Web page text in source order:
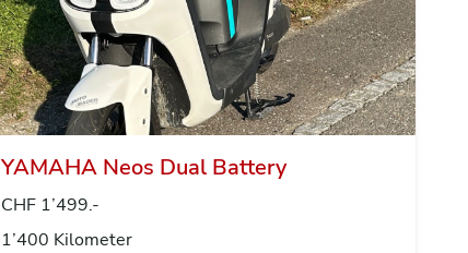
YAMAHA Neos Dual Battery
CHF 1’499.-
1’400 Kilometer